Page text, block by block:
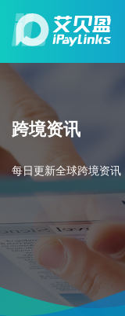
跨境资讯
每日更新全球跨境资讯